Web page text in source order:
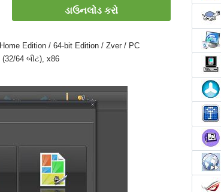
ડાઉનલોડ કરો
Edition / 64-bit Edition / Zver / PC
64 બીટ), x86